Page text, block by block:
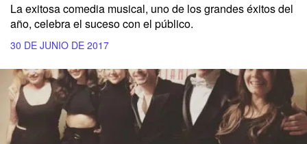
La exitosa comedia musical, uno de los grandes éxitos del
año, celebra el suceso con el público.
30 DE JUNIO DE 2017